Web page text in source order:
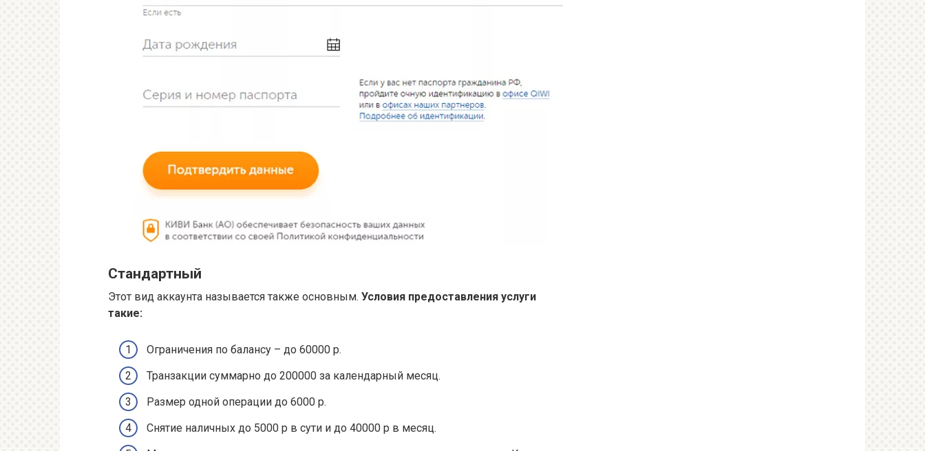
Стандартный
Этот вид аккаунта называется также основным. Условия предоставления услуги
такие:
Ограничения по балансу – до 60000 р.
Транзакции суммарно до 200000 за календарный месяц.
Размер одной операции до 6000 р.
Снятие наличных до 5000 р в сути и до 40000 р в месяц.